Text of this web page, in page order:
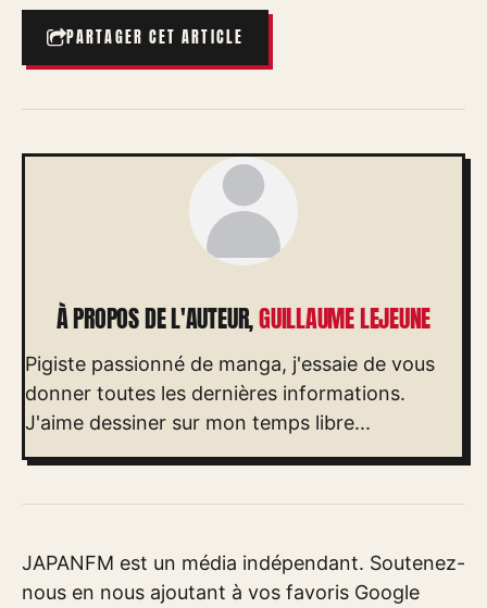
PARTAGER CET ARTICLE
À PROPOS DE L'AUTEUR,GUILLAUME LEJEUNE
Pigiste passionné de manga, j'essaie de vous
donner toutes les dernières informations.
J'aime dessiner sur mon temps libre...
JAPANFM est un média indépendant. Soutenez-
nous en nous ajoutant à vos favoris Google